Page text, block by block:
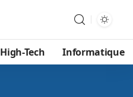
High-Tech Informatique